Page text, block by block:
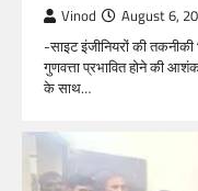
Vinod August 6,
-साइट इंजीनियरों की
गुणवत्ता प्रभावित होने की
के साथ…